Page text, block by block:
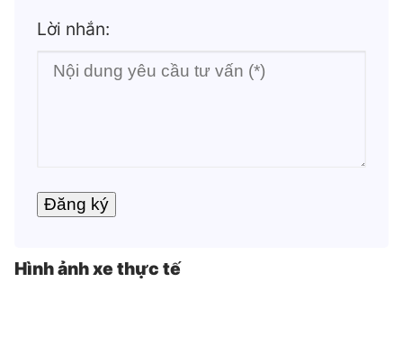
Lời nhắn:
Hình ảnh xe thực tế